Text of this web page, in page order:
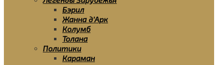
Бэрил
Жанна д’Арк
Колумб
Толана
Политики
Караман